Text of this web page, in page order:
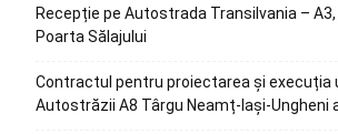
Recepție pe Autostrada Transilvania –
Poarta Sălajului
Contractul pentru proiectarea și execuția
Autostrăzii A8 Târgu Neamț-Iași-Ungheni